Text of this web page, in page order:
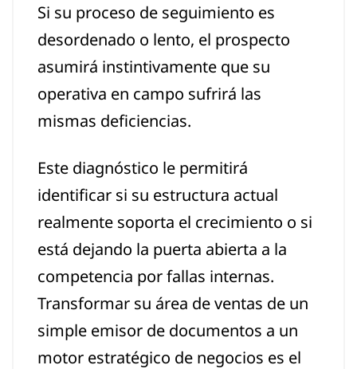
Si su proceso de seguimiento es
desordenado o lento, el prospecto
asumirá instintivamente que su
operativa en campo sufrirá las
mismas deficiencias.
Este diagnóstico le permitirá
identificar si su estructura actual
realmente soporta el crecimiento o si
está dejando la puerta abierta a la
competencia por fallas internas.
Transformar su área de ventas de un
simple emisor de documentos a un
motor estratégico de negocios es el